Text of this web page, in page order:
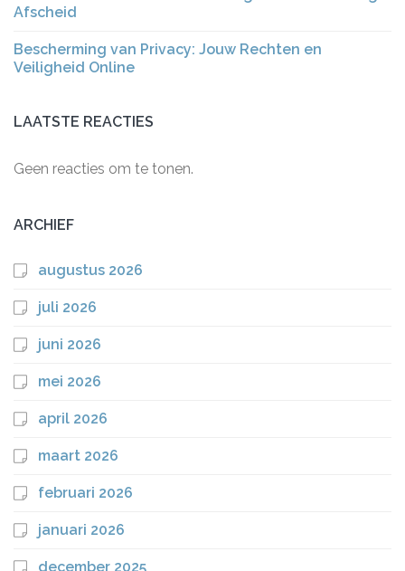
Afscheid
Bescherming van Privacy: Jouw Rechten en
Veiligheid Online
LAATSTE REACTIES
Geen reacties om te tonen.
ARCHIEF
augustus 2026
juli 2026
juni 2026
mei 2026
april 2026
maart 2026
februari 2026
januari 2026
december 2025